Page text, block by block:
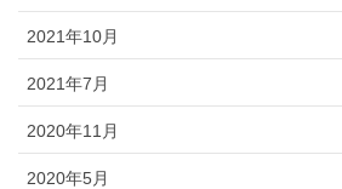
2021年10月
2021年7月
2020年11月
2020年5月